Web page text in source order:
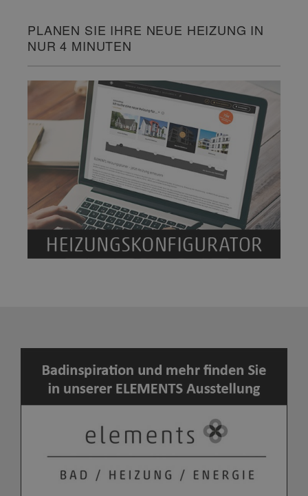
PLANEN SIE IHRE NEUE HEIZUNG IN
NUR 4 MINUTEN